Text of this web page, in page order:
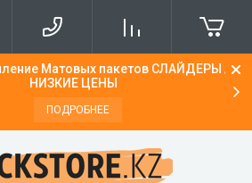
Матовых пакетов СЛАЙДЕРЫ /
НИЗКИЕ ЦЕНЫ
ПОДРОБНЕЕ